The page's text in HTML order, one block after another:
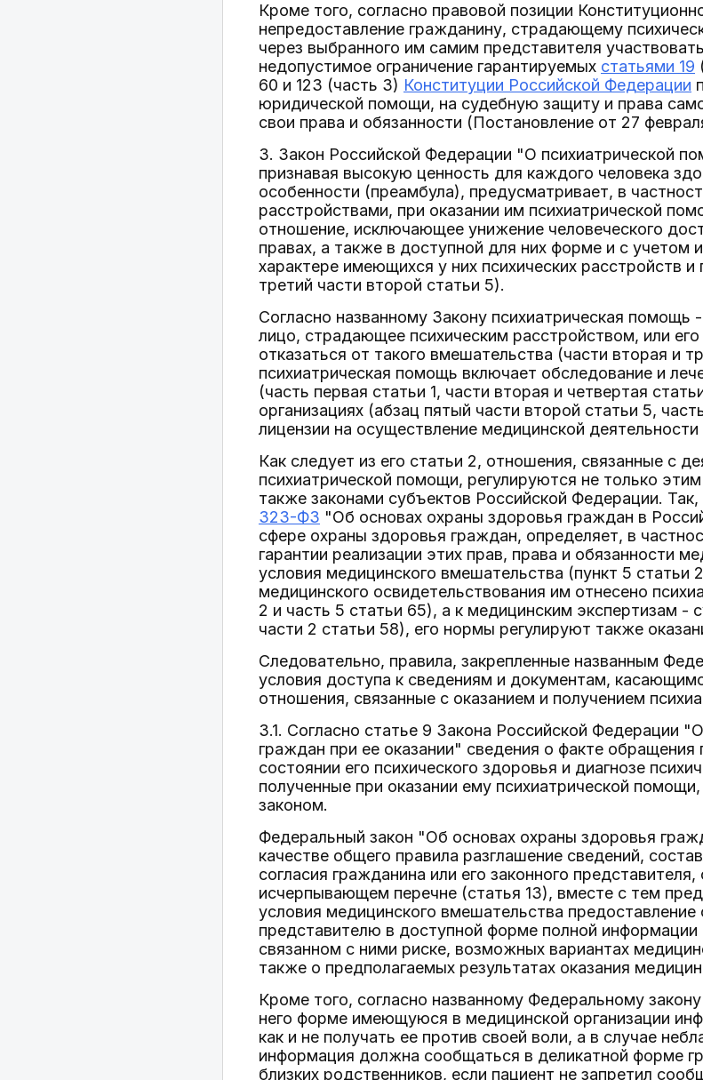
Кроме того, согласно правовой позиции
непредоставление гражданину, страдающему
через выбранного им самим представителя
недопустимое ограничение гарантируемых статьями 19
60 и 123 (часть 3) Конституции Российской Федерации
юридической помощи, на судебную защиту и права
свои права и обязанности (Постановление от 27
3. Закон Российской Федерации "О психиатрической
признавая высокую ценность для каждого человека
особенности (преамбула), предусматривает, в
расстройствами, при оказании им психиатрической
отношение, исключающее унижение человеческого
правах, а также в доступной для них форме и с учетом
характере имеющихся у них психических расстройств
третий части второй статьи 5).
Согласно названному Закону психиатрическая
лицо, страдающее психическим расстройством, или
отказаться от такого вмешательства (части вторая и
психиатрическая помощь включает обследование и
(часть первая статьи 1, части вторая и четвертая
организациях (абзац пятый части второй статьи 5,
лицензии на осуществление медицинской деятельности
Как следует из его статьи 2, отношения, связанные с
психиатрической помощи, регулируются не только
также законами субъектов Российской Федерации. Так,
323-ФЗ "Об основах охраны здоровья граждан в
сфере охраны здоровья граждан, определяет, в
гарантии реализации этих прав, права и обязанности
условия медицинского вмешательства (пункт 5 статьи
медицинского освидетельствования им отнесено
2 и часть 5 статьи 65), а к медицинским экспертизам -
части 2 статьи 58), его нормы регулируют также
Следовательно, правила, закрепленные названным
условия доступа к сведениям и документам,
отношения, связанные с оказанием и получением
3.1. Согласно статье 9 Закона Российской Федерации
граждан при ее оказании" сведения о факте
состоянии его психического здоровья и диагнозе
полученные при оказании ему психиатрической
законом.
Федеральный закон "Об основах охраны здоровья
качестве общего правила разглашение сведений,
согласия гражданина или его законного
исчерпывающем перечне (статья 13), вместе с тем
условия медицинского вмешательства
представителю в доступной форме полной
связанном с ними риске, возможных вариантах
также о предполагаемых результатах оказания
Кроме того, согласно названному Федеральному
него форме имеющуюся в медицинской организации
как и не получать ее против своей воли, а в случае
информация должна сообщаться в деликатной форме
близких родственников, если пациент не запретил